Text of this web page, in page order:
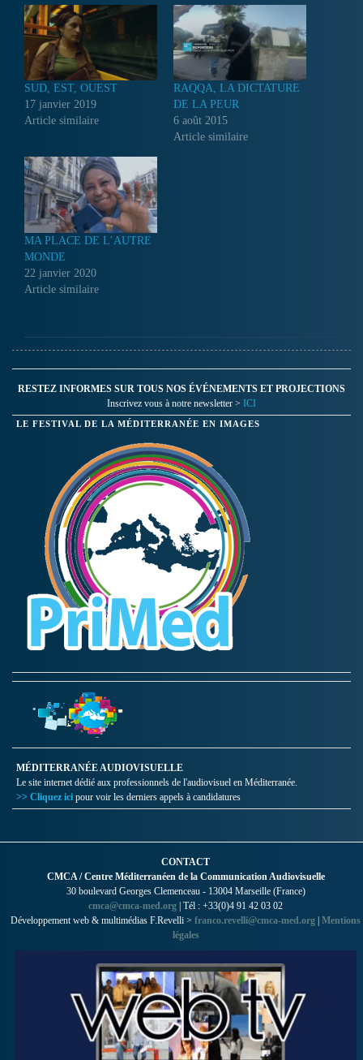
SUD, EST, OUEST
17 janvier 2019
Article similaire
RAQQA, LA DICTATURE
DE LA PEUR
6 août 2015
Article similaire
MA PLACE DE L’AUTRE
MONDE
22 janvier 2020
Article similaire
RESTEZ INFORMES SUR TOUS NOS ÉVÉNEMENTS ET PROJECTIONS
Inscrivez vous à notre newsletter > ICI
LE FESTIVAL DE LA MÉDITERRANÉE EN IMAGES
MÉDITERRANÉE AUDIOVISUELLE
Le site internet dédié aux professionnels de l'audiovisuel en Méditerranée.
>> Cliquez ici pour voir les derniers appels à candidatures
CONTACT
CMCA / Centre Méditerranéen de la Communication Audiovisuelle
30 boulevard Georges Clemenceau - 13004 Marseille (France)
cmca@cmca-med.org | Tél : +33(0)4 91 42 03 02
Développement web & multimédias F.Revelli > franco.revelli@cmca-med.org Mentions
légales